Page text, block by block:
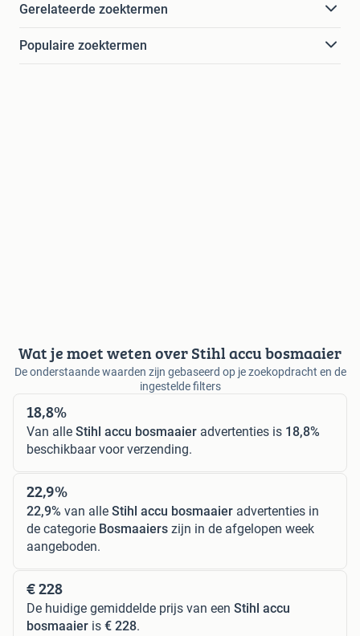
Gerelateerde zoektermen
Populaire zoektermen
Wat je moet weten over Stihl accu bosmaaier
De onderstaande waarden zijn gebaseerd op je zoekopdracht en de
ingestelde filters
18,8%
Van alle Stihl accu bosmaaier advertenties is 18,8%
beschikbaar voor verzending.
22,9%
22,9% van alle Stihl accu bosmaaier advertenties in
de categorie Bosmaaiers zijn in de afgelopen week
aangeboden.
€ 228
De huidige gemiddelde prijs van een Stihl accu
bosmaaier is € 228.